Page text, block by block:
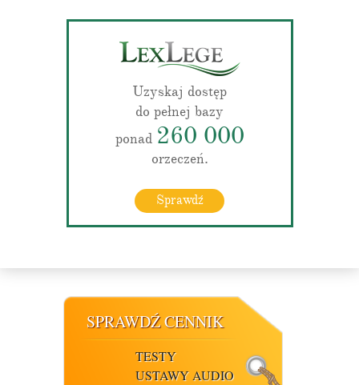
Uzyskaj dostęp
do pełnej bazy
ponad 260 000
orzeczeń.
Sprawdź
SPRAWDŹ CENNIK
TESTY
USTAWY AUDIO